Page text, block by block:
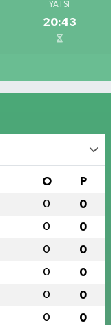
YATSI
20:43
O P
0 0
0 0
0 0
0 0
0 0
0 0